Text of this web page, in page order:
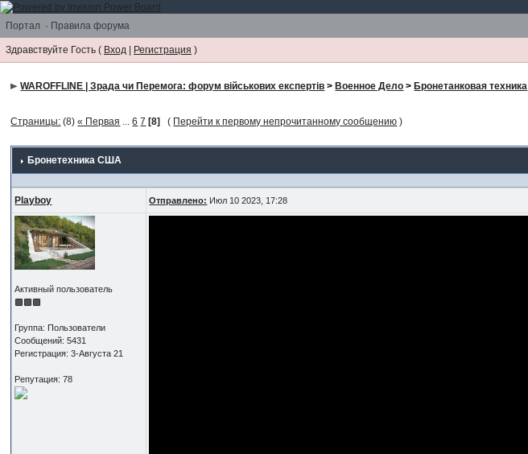
Портал · Правила форума
Здравствуйте Гость ( Вход | Регистрация )
WAROFFLINE | Зрада чи Перемога: форум військових експертів >Военное Дело >Бронетанковая техника
Страницы: (8)« Первая ...6 7 [8] ( Перейти к первому непрочитанному сообщению )
Бронетехника США
Playboy
Отправлено: Июл 10 2023, 17:28
Активный пользователь
Группа: Пользователи
Сообщений: 5431
Регистрация: 3-Августа 21
Репутация: 78